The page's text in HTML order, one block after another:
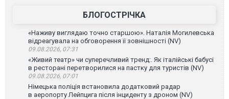
БЛОГОСТРІЧКА
«Наживу виглядаю точно старшою». Наталія Могилевська
відреагувала на обговорення її зовнішності (NV)
09.08.2026, 07:31
«Живий театр» чи суперечливий тренд:. Як італійські бабусі
в ресторані перетворилися на пастку для туристів (NV)
09.08.2026, 07:01
Німецька поліція встановила додатковий радар
в аеропорту Лейпцига після інциденту з дроном (NV)